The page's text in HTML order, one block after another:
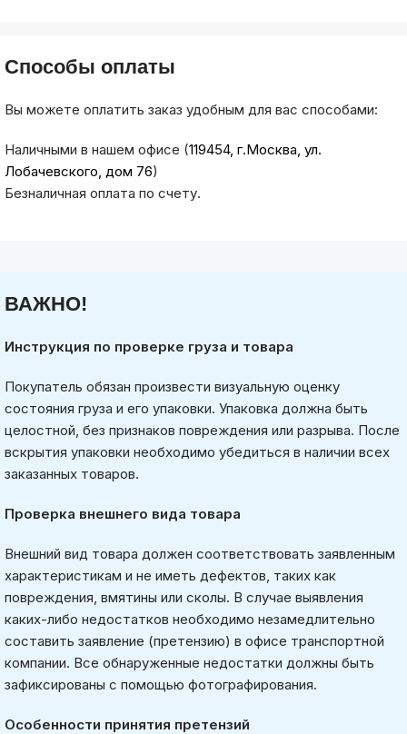
Способы оплаты
Вы можете оплатить заказ удобным для вас способами:
Наличными в нашем офисе (119454, г.Москва, ул.
Лобачевского, дом 76)
Безналичная оплата по счету.
ВАЖНО!
Инструкция по проверке груза и товара
Покупатель обязан произвести визуальную оценку
состояния груза и его упаковки. Упаковка должна быть
целостной, без признаков повреждения или разрыва. После
вскрытия упаковки необходимо убедиться в наличии всех
заказанных товаров.
Проверка внешнего вида товара
Внешний вид товара должен соответствовать заявленным
характеристикам и не иметь дефектов, таких как
повреждения, вмятины или сколы. В случае выявления
каких-либо недостатков необходимо незамедлительно
составить заявление (претензию) в офисе транспортной
компании. Все обнаруженные недостатки должны быть
зафиксированы с помощью фотографирования.
Особенности принятия претензий